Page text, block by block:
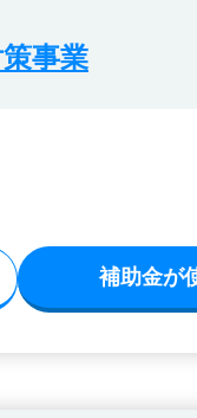
事業
補助金が